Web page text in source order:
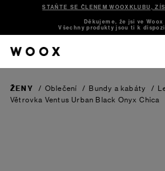
STAŇTE SE ČLENEM WOOXKLUBU,
Děkujeme, že jsi ve
Všechny produkty jsou ti k
ŽENY / Oblečení / Bundy a kabáty /
Větrovka Ventus Urban Black Onyx Chica